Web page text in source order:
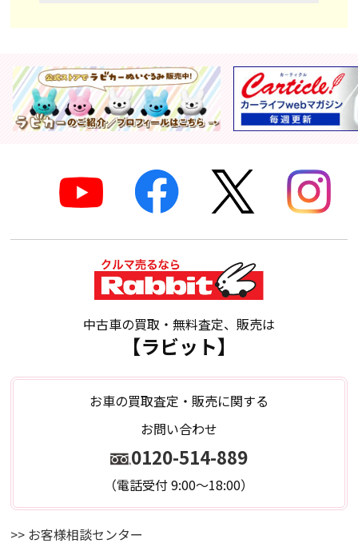
中古車の買取・無料査定、販売は
【ラビット】
お車の買取査定・販売に関する
お問い合わせ
0120-514-889
（電話受付 9:00～18:00）
>> お客様相談センター